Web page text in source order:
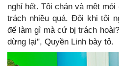
nghỉ hết. Tôi chán và mệt
trách nhiều quá. Đôi khi tôi
để làm gì mà cứ bị trách
dừng lại", Quyền Linh bày tỏ.